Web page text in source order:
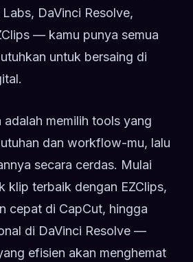
DaVinci Resolve,
— kamu punya semua
untuk bersaing di
adalah memilih tools yang
dan workflow-mu, lalu
secara cerdas. Mulai
klip terbaik dengan EZClips,
cepat di CapCut, hingga
di DaVinci Resolve —
efisien akan menghemat